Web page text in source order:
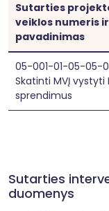
Sutarties
veiklos numeris ir
pavadinimas
05-001-01-05-05-
Skatinti MVĮ vystyti
sprendimus
Sutarties
duomenys